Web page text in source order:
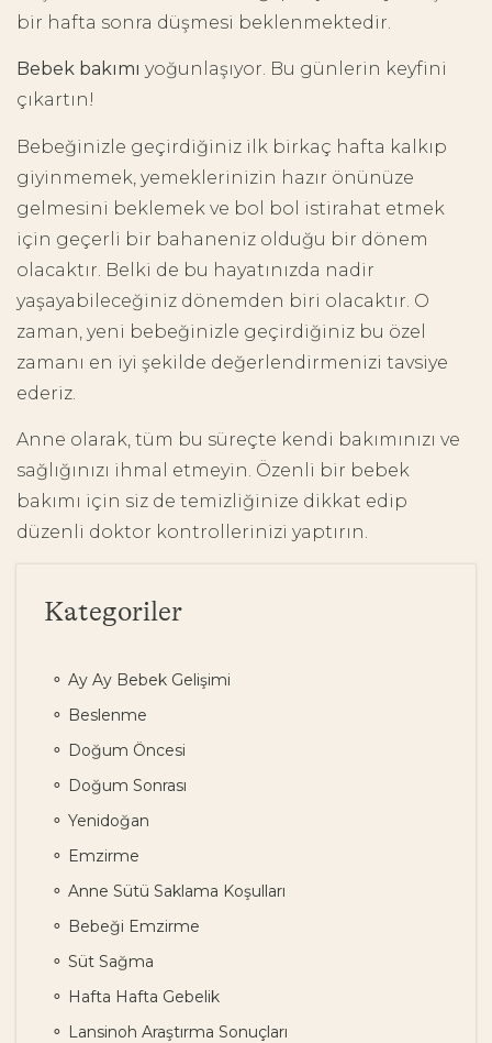
bir hafta sonra düşmesi beklenmektedir.
Bebek bakımı yoğunlaşıyor. Bu günlerin keyfini
çıkartın!
Bebeğinizle geçirdiğiniz ilk birkaç hafta kalkıp
giyinmemek, yemeklerinizin hazır önünüze
gelmesini beklemek ve bol bol istirahat etmek
için geçerli bir bahaneniz olduğu bir dönem
olacaktır. Belki de bu hayatınızda nadir
yaşayabileceğiniz dönemden biri olacaktır. O
zaman, yeni bebeğinizle geçirdiğiniz bu özel
zamanı en iyi şekilde değerlendirmenizi tavsiye
ederiz.
Anne olarak, tüm bu süreçte kendi bakımınızı ve
sağlığınızı ihmal etmeyin. Özenli bir bebek
bakımı için siz de temizliğinize dikkat edip
düzenli doktor kontrollerinizi yaptırın.
Kategoriler
Ay Ay Bebek Gelişimi
Beslenme
Doğum Öncesi
Doğum Sonrası
Yenidoğan
Emzirme
Anne Sütü Saklama Koşulları
Bebeği Emzirme
Süt Sağma
Hafta Hafta Gebelik
Lansinoh Araştırma Sonuçları